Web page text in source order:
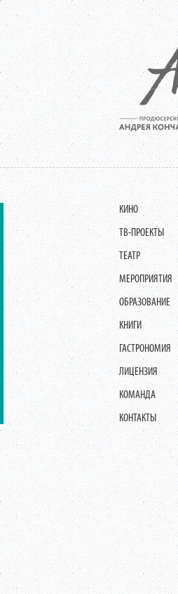
КИНО
ТВ-ПРОЕКТЫ
ТЕАТР
МЕРОПРИЯТИЯ
ОБРАЗОВАНИЕ
КНИГИ
ГАСТРОНОМИЯ
ЛИЦЕНЗИЯ
КОМАНДА
КОНТАКТЫ